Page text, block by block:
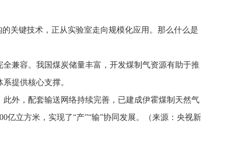
关键技术，正从实验室走向规模化应用。那么什么是
兼容。我国煤炭储量丰富，开发煤制气资源有助于推
提供核心支撑。
外，配套输送网络持续完善，已建成伊霍煤制天然气
立方米，实现了“产”“输”协同发展。（来源：央视新